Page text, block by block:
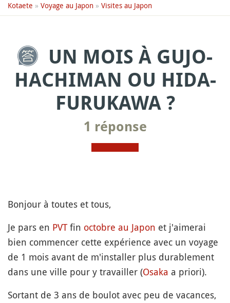
Kotaete » Voyage au Japon » Visites au Japon
UN MOIS À GUJO-
HACHIMAN OU HIDA-
FURUKAWA ?
1 réponse
Bonjour à toutes et tous,
Je pars en PVTfin octobre au Japon et j'aimerai
bien commencer cette expérience avec un voyage
de 1 mois avant de m'installer plus durablement
dans une ville pour y travailler (Osaka a priori).
Sortant de 3 ans de boulot avec peu de vacances,